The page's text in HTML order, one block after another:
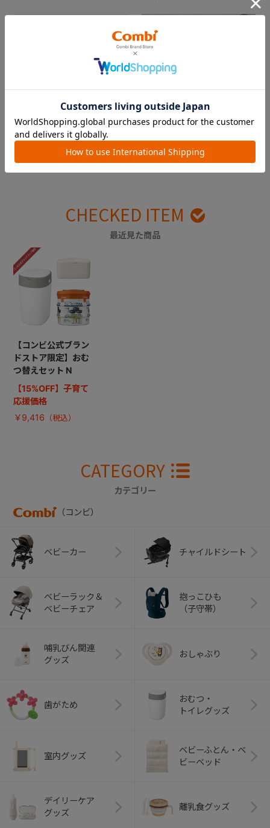
出産準備の参考に。実際に使
ってみた感想をチェック！
ギフトを贈ってお祝いしよ
う！
CHECKED ITEM
最近見た商品
【コンビ公式ブラン
ドストア限定】おむ
つ替えセット N
【15%OFF】子育て
応援価格
￥9,416
CATEGORY
カテゴリー
（コンビ）
ベビーカー チャイルドシート
ベビーラック＆
ベビーチェア
抱っこひも
（子守帯）
哺乳びん関連
グッズ
おしゃぶり
歯がため
おむつ・
トイレグッズ
室内グッズ
ベビーふとん・ベ
ビーベッド
デイリーケア
グッズ
離乳食グッズ